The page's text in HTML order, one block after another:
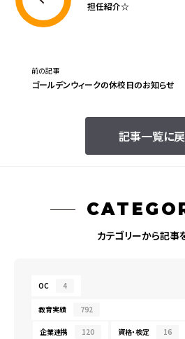
担任紹介☆
記事一覧に
前の記事
ゴールデンウィークの休校日のお知らせ
カテゴリーから記事
OC 4
教育実績 792
企業連携 120 資格・検定 16